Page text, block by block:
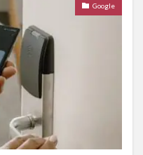
Google